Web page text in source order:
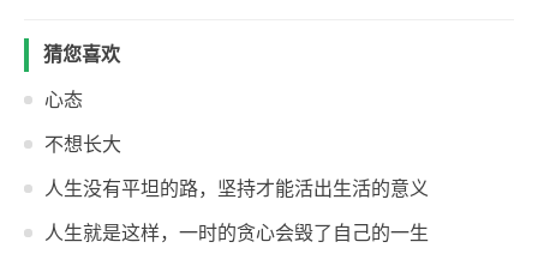
猜您喜欢
心态
不想长大
人生没有平坦的路，坚持才能活出生活的意义
人生就是这样，一时的贪心会毁了自己的一生